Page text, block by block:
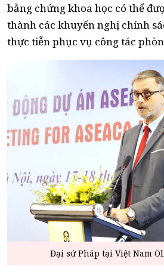
bằng chứng khoa học có thể
thành các khuyến nghị chính
thực tiễn phục vụ công tác
Đại sứ Pháp tại Việt Nam